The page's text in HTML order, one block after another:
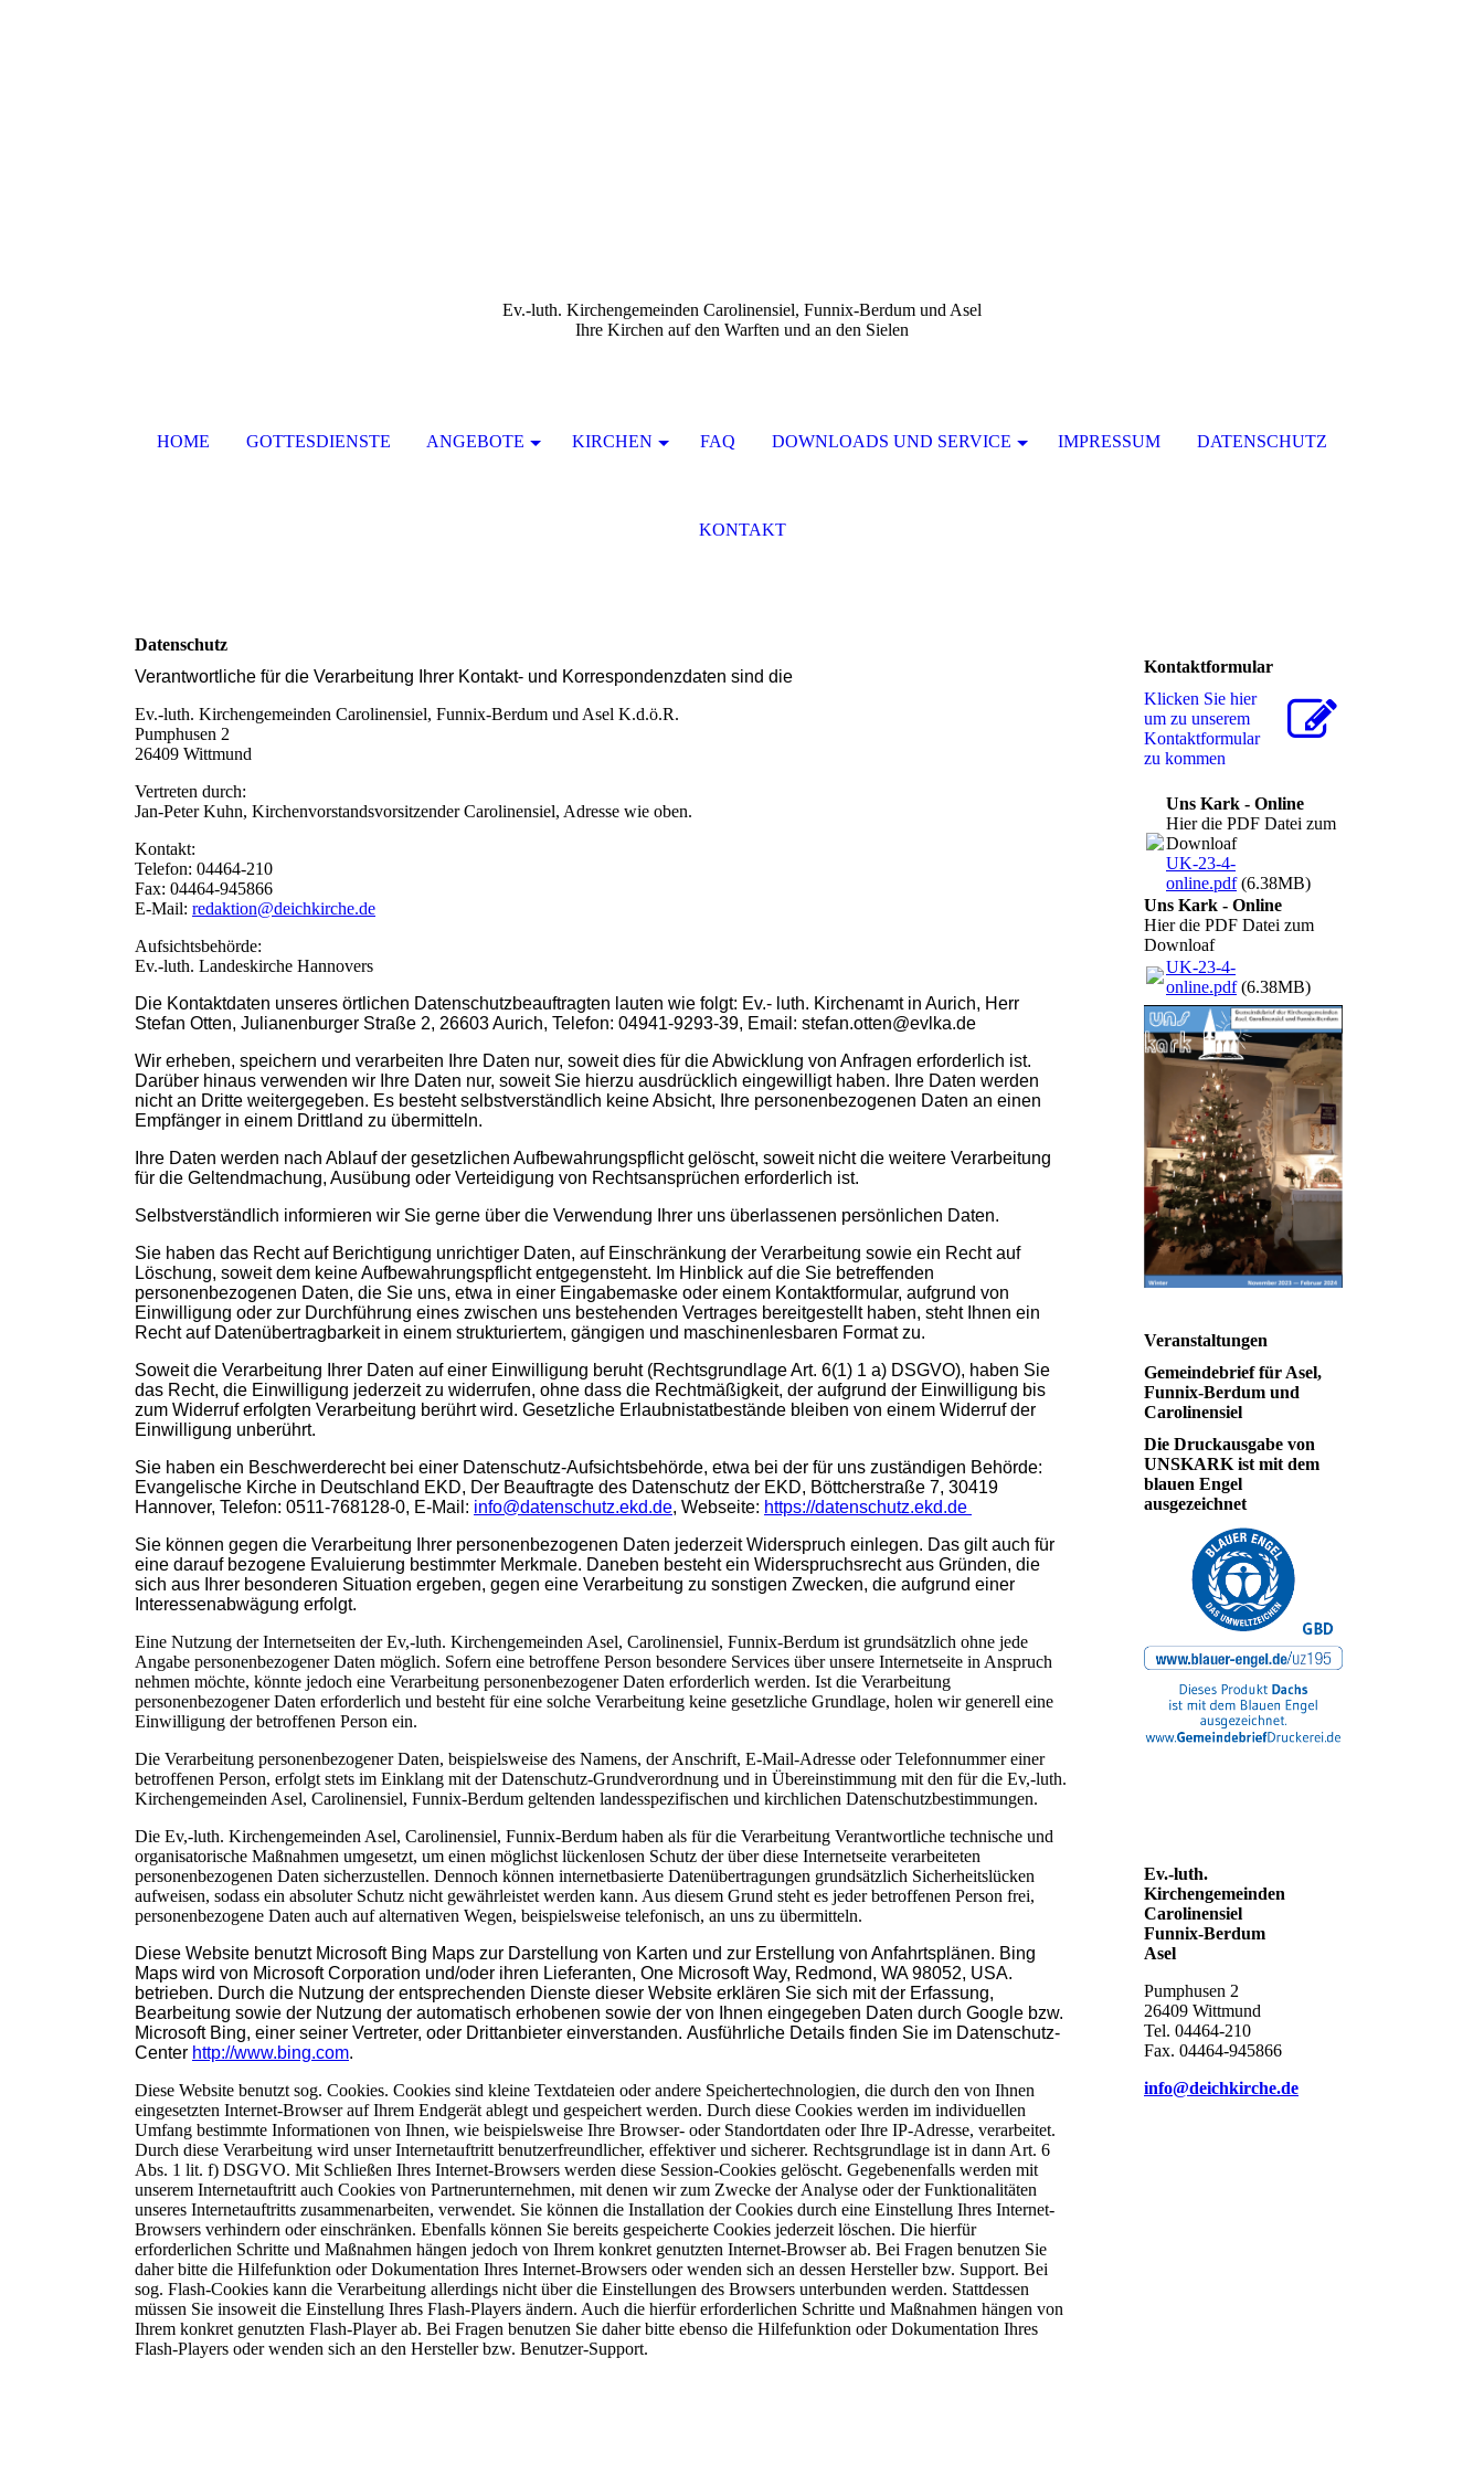
Ev.-luth. Kirchengemeinden Carolinensiel, Funnix-Berdum und Asel
Ihre Kirchen auf den Warften und an den Sielen
HOME GOTTESDIENSTE ANGEBOTE KIRCHEN FAQ DOWNLOADS UND SERVICE IMPRESSUM DATENSCHUTZ
KONTAKT
Datenschutz
Verantwortliche für die Verarbeitung Ihrer Kontakt- und Korrespondenzdaten sind die
Ev.-luth. Kirchengemeinden Carolinensiel, Funnix-Berdum und Asel K.d.ö.R.
Pumphusen 2
26409 Wittmund
Vertreten durch:
Jan-Peter Kuhn, Kirchenvorstandsvorsitzender Carolinensiel, Adresse wie oben.
Kontakt:
Telefon: 04464-210
Fax: 04464-945866
E-Mail: redaktion@deichkirche.de
Aufsichtsbehörde:
Ev.-luth. Landeskirche Hannovers
Die Kontaktdaten unseres örtlichen Datenschutzbeauftragten lauten wie folgt: Ev.- luth. Kirchenamt in Aurich, Herr
Stefan Otten, Julianenburger Straße 2, 26603 Aurich, Telefon: 04941-9293-39, Email: stefan.otten@evlka.de
Wir erheben, speichern und verarbeiten Ihre Daten nur, soweit dies für die Abwicklung von Anfragen erforderlich ist.
Darüber hinaus verwenden wir Ihre Daten nur, soweit Sie hierzu ausdrücklich eingewilligt haben. Ihre Daten werden
nicht an Dritte weitergegeben. Es besteht selbstverständlich keine Absicht, Ihre personenbezogenen Daten an einen
Empfänger in einem Drittland zu übermitteln.
Ihre Daten werden nach Ablauf der gesetzlichen Aufbewahrungspflicht gelöscht, soweit nicht die weitere Verarbeitung
für die Geltendmachung, Ausübung oder Verteidigung von Rechtsansprüchen erforderlich ist.
Selbstverständlich informieren wir Sie gerne über die Verwendung Ihrer uns überlassenen persönlichen Daten.
Sie haben das Recht auf Berichtigung unrichtiger Daten, auf Einschränkung der Verarbeitung sowie ein Recht auf
Löschung, soweit dem keine Aufbewahrungspflicht entgegensteht. Im Hinblick auf die Sie betreffenden
personenbezogenen Daten, die Sie uns, etwa in einer Eingabemaske oder einem Kontaktformular, aufgrund von
Einwilligung oder zur Durchführung eines zwischen uns bestehenden Vertrages bereitgestellt haben, steht Ihnen ein
Recht auf Datenübertragbarkeit in einem strukturiertem, gängigen und maschinenlesbaren Format zu.
Soweit die Verarbeitung Ihrer Daten auf einer Einwilligung beruht (Rechtsgrundlage Art. 6(1) 1 a) DSGVO), haben Sie
das Recht, die Einwilligung jederzeit zu widerrufen, ohne dass die Rechtmäßigkeit, der aufgrund der Einwilligung bis
zum Widerruf erfolgten Verarbeitung berührt wird. Gesetzliche Erlaubnistatbestände bleiben von einem Widerruf der
Einwilligung unberührt.
Sie haben ein Beschwerderecht bei einer Datenschutz-Aufsichtsbehörde, etwa bei der für uns zuständigen Behörde:
Evangelische Kirche in Deutschland EKD, Der Beauftragte des Datenschutz der EKD, Böttcherstraße 7, 30419
Hannover, Telefon: 0511-768128-0, E-Mail: info@datenschutz.ekd.de, Webseite: https://datenschutz.ekd.de
Sie können gegen die Verarbeitung Ihrer personenbezogenen Daten jederzeit Widerspruch einlegen. Das gilt auch für
eine darauf bezogene Evaluierung bestimmter Merkmale. Daneben besteht ein Widerspruchsrecht aus Gründen, die
sich aus Ihrer besonderen Situation ergeben, gegen eine Verarbeitung zu sonstigen Zwecken, die aufgrund einer
Interessenabwägung erfolgt.
Eine Nutzung der Internetseiten der Ev,-luth. Kirchengemeinden Asel, Carolinensiel, Funnix-Berdum ist grundsätzlich ohne jede
Angabe personenbezogener Daten möglich. Sofern eine betroffene Person besondere Services über unsere Internetseite in Anspruch
nehmen möchte, könnte jedoch eine Verarbeitung personenbezogener Daten erforderlich werden. Ist die Verarbeitung
personenbezogener Daten erforderlich und besteht für eine solche Verarbeitung keine gesetzliche Grundlage, holen wir generell eine
Einwilligung der betroffenen Person ein.
Die Verarbeitung personenbezogener Daten, beispielsweise des Namens, der Anschrift, E-Mail-Adresse oder Telefonnummer einer
betroffenen Person, erfolgt stets im Einklang mit der Datenschutz-Grundverordnung und in Übereinstimmung mit den für die Ev,-luth.
Kirchengemeinden Asel, Carolinensiel, Funnix-Berdum geltenden landesspezifischen und kirchlichen Datenschutzbestimmungen.
Die Ev,-luth. Kirchengemeinden Asel, Carolinensiel, Funnix-Berdum haben als für die Verarbeitung Verantwortliche technische und
organisatorische Maßnahmen umgesetzt, um einen möglichst lückenlosen Schutz der über diese Internetseite verarbeiteten
personenbezogenen Daten sicherzustellen. Dennoch können internetbasierte Datenübertragungen grundsätzlich Sicherheitslücken
aufweisen, sodass ein absoluter Schutz nicht gewährleistet werden kann. Aus diesem Grund steht es jeder betroffenen Person frei,
personenbezogene Daten auch auf alternativen Wegen, beispielsweise telefonisch, an uns zu übermitteln.
Diese Website benutzt Microsoft Bing Maps zur Darstellung von Karten und zur Erstellung von Anfahrtsplänen. Bing
Maps wird von Microsoft Corporation und/oder ihren Lieferanten, One Microsoft Way, Redmond, WA 98052, USA.
betrieben. Durch die Nutzung der entsprechenden Dienste dieser Website erklären Sie sich mit der Erfassung,
Bearbeitung sowie der Nutzung der automatisch erhobenen sowie der von Ihnen eingegeben Daten durch Google bzw.
Microsoft Bing, einer seiner Vertreter, oder Drittanbieter einverstanden. Ausführliche Details finden Sie im Datenschutz-
Center http://www.bing.com.
Diese Website benutzt sog. Cookies. Cookies sind kleine Textdateien oder andere Speichertechnologien, die durch den von Ihnen
eingesetzten Internet-Browser auf Ihrem Endgerät ablegt und gespeichert werden. Durch diese Cookies werden im individuellen
Umfang bestimmte Informationen von Ihnen, wie beispielsweise Ihre Browser- oder Standortdaten oder Ihre IP-Adresse, verarbeitet.
Durch diese Verarbeitung wird unser Internetauftritt benutzerfreundlicher, effektiver und sicherer. Rechtsgrundlage ist in dann Art. 6
Abs. 1 lit. f) DSGVO. Mit Schließen Ihres Internet-Browsers werden diese Session-Cookies gelöscht. Gegebenenfalls werden mit
unserem Internetauftritt auch Cookies von Partnerunternehmen, mit denen wir zum Zwecke der Analyse oder der Funktionalitäten
unseres Internetauftritts zusammenarbeiten, verwendet. Sie können die Installation der Cookies durch eine Einstellung Ihres Internet-
Browsers verhindern oder einschränken. Ebenfalls können Sie bereits gespeicherte Cookies jederzeit löschen. Die hierfür
erforderlichen Schritte und Maßnahmen hängen jedoch von Ihrem konkret genutzten Internet-Browser ab. Bei Fragen benutzen Sie
daher bitte die Hilfefunktion oder Dokumentation Ihres Internet-Browsers oder wenden sich an dessen Hersteller bzw. Support. Bei
sog. Flash-Cookies kann die Verarbeitung allerdings nicht über die Einstellungen des Browsers unterbunden werden. Stattdessen
müssen Sie insoweit die Einstellung Ihres Flash-Players ändern. Auch die hierfür erforderlichen Schritte und Maßnahmen hängen von
Ihrem konkret genutzten Flash-Player ab. Bei Fragen benutzen Sie daher bitte ebenso die Hilfefunktion oder Dokumentation Ihres
Flash-Players oder wenden sich an den Hersteller bzw. Benutzer-Support.
Kontaktformular
Klicken Sie hier
um zu unserem
Kon­takt­for­mu­lar
zu kommen
Uns Kark - Online
Hier die PDF Datei zum
Downloaf
UK-23-4-
online.pdf(6.38MB)
Uns Kark - Online
Hier die PDF Datei zum
Downloaf
UK-23-4-
online.pdf(6.38MB)
Veranstaltungen
Gemeindebrief für Asel,
Funnix-Berdum und
Carolinensiel
Die Druckausgabe von
UNSKARK ist mit dem
blauen Engel
ausgezeichnet
Ev.-luth.
Kirchengemeinden
Carolinensiel
Funnix-Berdum
Asel
Pumphusen 2
26409 Wittmund
Tel. 04464-210
Fax. 04464-945866
info@deichkirche.de